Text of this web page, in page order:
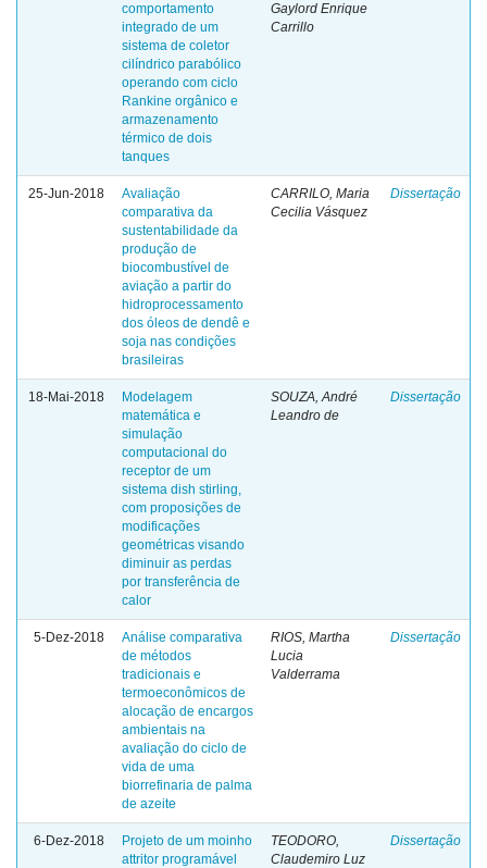
comportamento
integrado de um
sistema de coletor
cilíndrico parabólico
operando com ciclo
Rankine orgânico e
armazenamento
térmico de dois
tanques
Gaylord Enrique
Carrillo
25-Jun-2018
Avaliação
comparativa da
sustentabilidade da
produção de
biocombustível de
aviação a partir do
hidroprocessamento
dos óleos de dendê e
soja nas condições
brasileiras
CARRILO, Maria
Cecilia Vásquez
Dissertação
18-Mai-2018
Modelagem
matemática e
simulação
computacional do
receptor de um
sistema dish stirling,
com proposições de
modificações
geométricas visando
diminuir as perdas
por transferência de
calor
SOUZA, André
Leandro de
Dissertação
5-Dez-2018
Análise comparativa
de métodos
tradicionais e
termoeconômicos de
alocação de encargos
ambientais na
avaliação do ciclo de
vida de uma
biorrefinaria de palma
de azeite
RIOS, Martha
Lucia
Valderrama
Dissertação
6-Dez-2018
Projeto de um moinho
attritor programável
TEODORO,
Claudemiro Luz
Dissertação